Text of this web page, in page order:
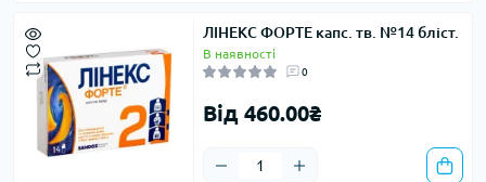
ЛІНЕКС ФОРТЕ капс. тв. №14 бліст.
В наявності
0
Від 460.00₴